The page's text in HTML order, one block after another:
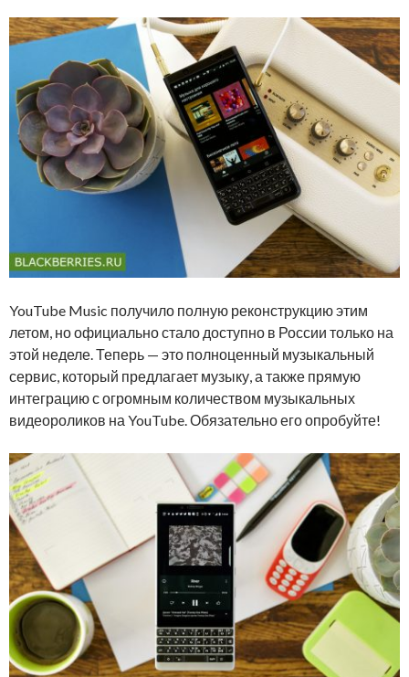
YouTube Music получило полную реконструкцию этим
летом, но официально стало доступно в России только на
этой неделе. Теперь — это полноценный музыкальный
сервис, который предлагает музыку, а также прямую
интеграцию с огромным количеством музыкальных
видеороликов на YouTube. Обязательно его опробуйте!